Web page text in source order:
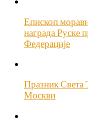
Епископ
награда Руске
Федерације
Празник Света
Москви